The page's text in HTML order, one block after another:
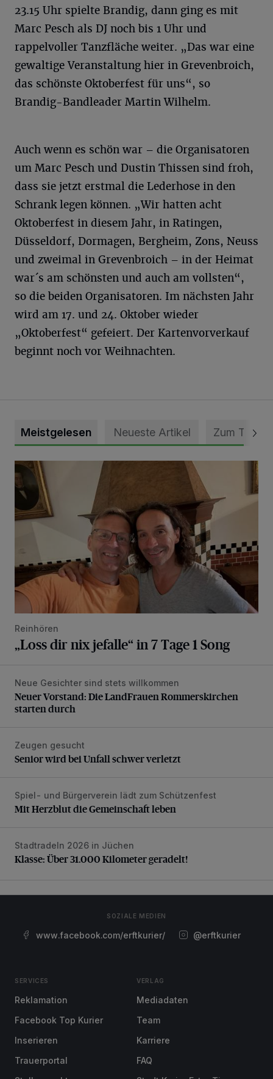
23.15 Uhr spielte Brandig, dann ging es mit
Marc Pesch als DJ noch bis 1 Uhr und
rappelvoller Tanzfläche weiter. „Das war eine
gewaltige Veranstaltung hier in Grevenbroich,
das schönste Oktoberfest für uns“, so
Brandig-Bandleader Martin Wilhelm.
Auch wenn es schön war – die Organisatoren
um Marc Pesch und Dustin Thissen sind froh,
dass sie jetzt erstmal die Lederhose in den
Schrank legen können. „Wir hatten acht
Oktoberfest in diesem Jahr, in Ratingen,
Düsseldorf, Dormagen, Bergheim, Zons, Neuss
und zweimal in Grevenbroich – in der Heimat
war´s am schönsten und auch am vollsten“,
so die beiden Organisatoren. Im nächsten Jahr
wird am 17. und 24. Oktober wieder
„Oktoberfest“ gefeiert. Der Kartenvorverkauf
beginnt noch vor Weihnachten.
Meistgelesen Neueste Artikel Zum Thema
„Loss dir nix jefalle“ in 7 Tage 1 Song
Reinhören
„Loss dir nix jefalle“ in 7 Tage 1 Song
Neuer Vorstand: Die LandFrauen Rommerskirchen starten
Neue Gesichter sind stets willkommen
Neuer Vorstand: Die LandFrauen Rommerskirchen
starten durch
Senior wird bei Unfall schwer verletzt
Zeugen gesucht
Senior wird bei Unfall schwer verletzt
Mit Herzblut die Gemeinschaft leben
Spiel- und Bürgerverein lädt zum Schützenfest
Mit Herzblut die Gemeinschaft leben
Klasse: Über 31.000 Kilometer geradelt!
Stadtradeln 2026 in Jüchen
Klasse: Über 31.000 Kilometer geradelt!
SOZIALE MEDIEN
www.facebook.com/erftkurier/ @erftkurier
SERVICES
Reklamation
Facebook Top Kurier
Inserieren
Trauerportal
VERLAG
Mediadaten
Team
Karriere
FAQ